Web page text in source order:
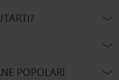
POPOLARI